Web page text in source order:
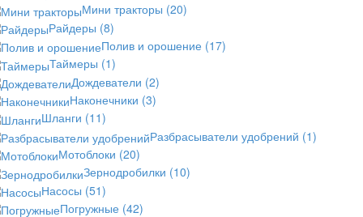
Мини тракторы (20)
Райдеры (8)
Полив и орошение (17)
Таймеры (1)
Дождеватели (2)
Наконечники (3)
Шланги (11)
Разбрасыватели удобрений (1)
Мотоблоки (20)
Зернодробилки (10)
Насосы (51)
Погружные (42)